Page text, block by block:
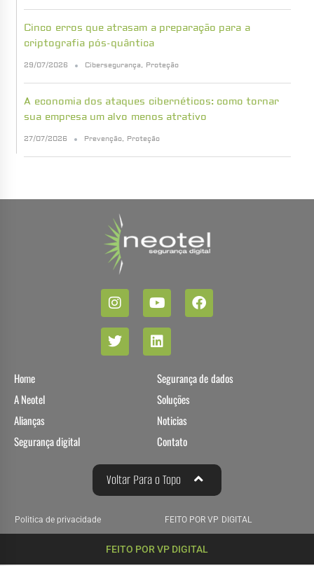
Cinco erros que atrasam a preparação para a
criptografia pós-quântica
29/07/2026 Cibersegurança, Proteção
A economia dos ataques cibernéticos: como tornar
sua empresa um alvo menos atrativo
27/07/2026 Prevenção, Proteção
Home
A Neotel
Alianças
Segurança digital
Segurança de dados
Soluções
Noticias
Contato
Voltar Para o Topo
Politica de privacidade FEITO POR VP DIGITAL
FEITO POR VP DIGITAL